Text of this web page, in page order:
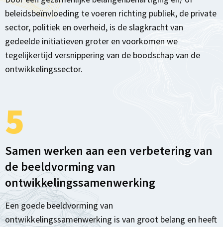
beleidsbeïnvloeding te voeren richting publiek, de private
sector, politiek en overheid, is de slagkracht van
gedeelde initiatieven groter en voorkomen we
tegelijkertijd versnippering van de boodschap van de
ontwikkelingssector.
5
Samen werken aan een verbetering van
de beeldvorming van
ontwikkelingssamenwerking
Een goede beeldvorming van
ontwikkelingssamenwerking is van groot belang en heeft